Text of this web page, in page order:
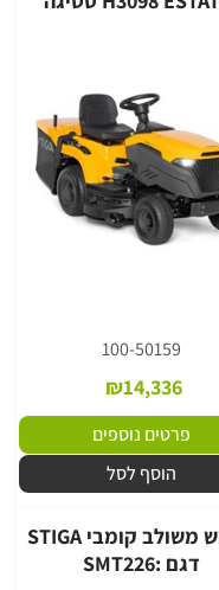
100-50159
₪14,336
פרטים נוספים
הוסף לסל
חרמש משולב קומבי STIGA
דגם :SMT226